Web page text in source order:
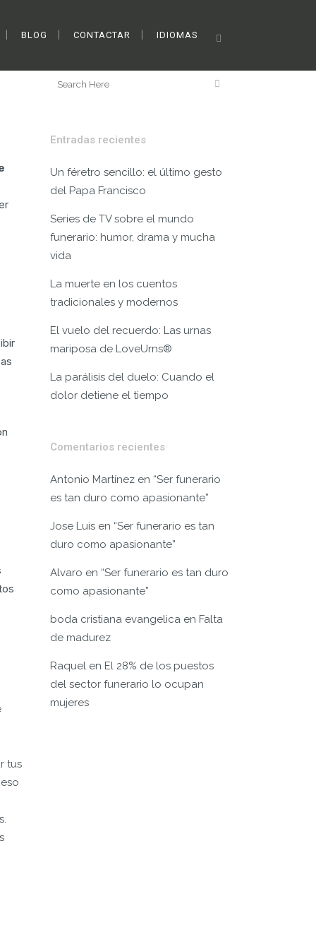
BLOG CONTACTAR IDIOMAS
tus
Entradas recientes
Un féretro sencillo: el último gesto
del Papa Francisco
Series de TV sobre el mundo
funerario: humor, drama y mucha
vida
La muerte en los cuentos
tradicionales y modernos
El vuelo del recuerdo: Las urnas
mariposa de LoveUrns®
La parálisis del duelo: Cuando el
dolor detiene el tiempo
Comentarios recientes
Antonio Martínez en “Ser funerario
es tan duro como apasionante”
Jose Luis en “Ser funerario es tan
duro como apasionante”
Alvaro en “Ser funerario es tan duro
como apasionante”
boda cristiana evangelica en Falta
de madurez
Raquel en El 28% de los puestos
del sector funerario lo ocupan
mujeres